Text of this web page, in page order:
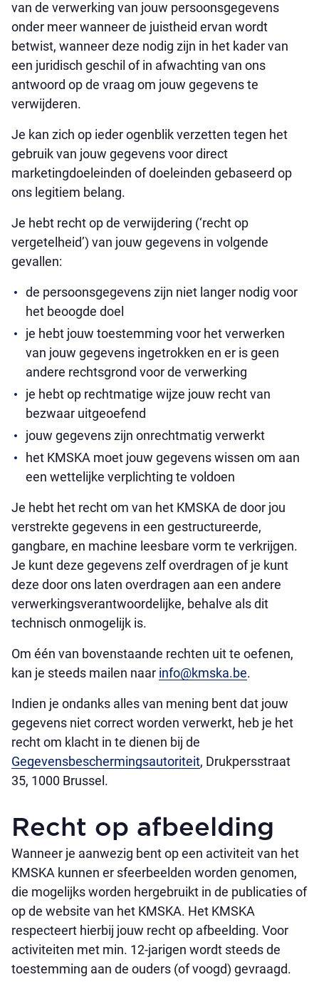
van de verwerking van jouw persoonsgegevens
onder meer wanneer de juistheid ervan wordt
betwist, wanneer deze nodig zijn in het kader van
een juridisch geschil of in afwachting van ons
antwoord op de vraag om jouw gegevens te
verwijderen.
Je kan zich op ieder ogenblik verzetten tegen het
gebruik van jouw gegevens voor direct
marketingdoeleinden of doeleinden gebaseerd op
ons legitiem belang.
Je hebt recht op de verwijdering (‘recht op
vergetelheid’) van jouw gegevens in volgende
gevallen:
de persoonsgegevens zijn niet langer nodig voor
het beoogde doel
je hebt jouw toestemming voor het verwerken
van jouw gegevens ingetrokken en er is geen
andere rechtsgrond voor de verwerking
je hebt op rechtmatige wijze jouw recht van
bezwaar uitgeoefend
jouw gegevens zijn onrechtmatig verwerkt
het KMSKA moet jouw gegevens wissen om aan
een wettelijke verplichting te voldoen
Je hebt het recht om van het KMSKA de door jou
verstrekte gegevens in een gestructureerde,
gangbare, en machine leesbare vorm te verkrijgen.
Je kunt deze gegevens zelf overdragen of je kunt
deze door ons laten overdragen aan een andere
verwerkingsverantwoordelijke, behalve als dit
technisch onmogelijk is.
Om één van bovenstaande rechten uit te oefenen,
kan je steeds mailen naar info@kmska.be.
Indien je ondanks alles van mening bent dat jouw
gegevens niet correct worden verwerkt, heb je het
recht om klacht in te dienen bij de
Gegevensbeschermingsautoriteit, Drukpersstraat
35, 1000 Brussel.
Recht op afbeelding
Wanneer je aanwezig bent op een activiteit van het
KMSKA kunnen er sfeerbeelden worden genomen,
die mogelijks worden hergebruikt in de publicaties of
op de website van het KMSKA. Het KMSKA
respecteert hierbij jouw recht op afbeelding. Voor
activiteiten met min. 12-jarigen wordt steeds de
toestemming aan de ouders (of voogd) gevraagd.